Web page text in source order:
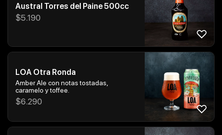
Austral Torres del Paine 500cc
$5.190
LOA Otra Ronda
Amber Ale con notas tostadas,
caramelo y toffee.
$6.290